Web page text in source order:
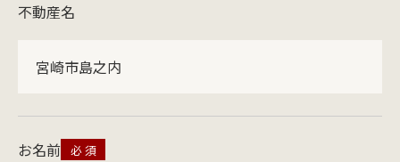
不動産名
宮崎市島之内
お名前